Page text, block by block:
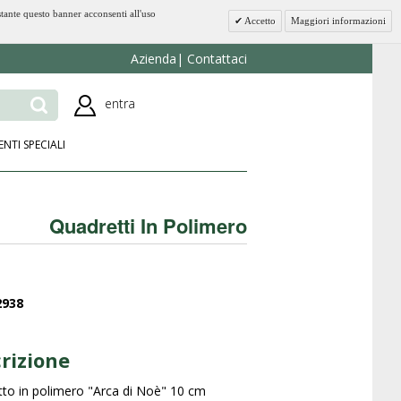
questo banner acconsenti all'uso
Accetto Maggiori informazioni
Azienda Contattaci
entra
SPECIALI
Quadretti In Polimero
in polimero "Arca di Noè" 10 cm